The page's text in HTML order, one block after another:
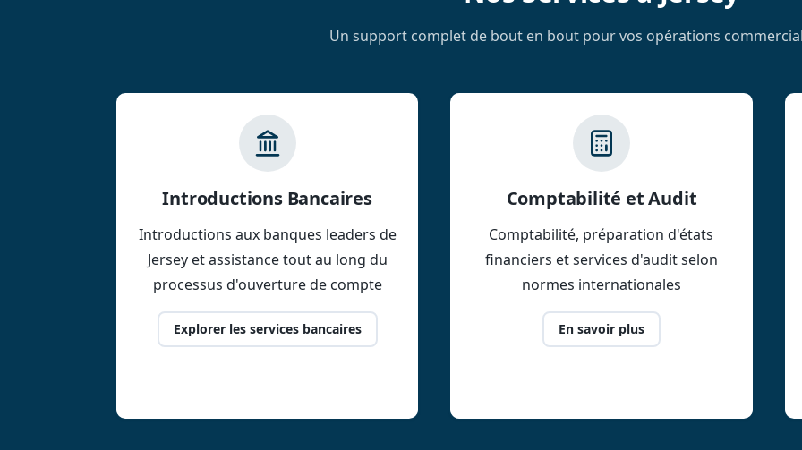
Un support complet de bout en bout pour vos opérations
Introductions Bancaires
Introductions aux banques leaders de
Jersey et assistance tout au long du
processus d'ouverture de compte
Explorer les services bancaires
Comptabilité et Audit
Comptabilité, préparation d'états
financiers et services d'audit selon
normes internationales
En savoir plus